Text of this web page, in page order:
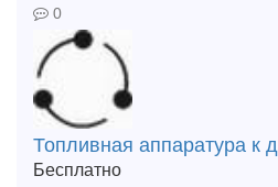
0
Топливная аппаратура к
Бесплатно